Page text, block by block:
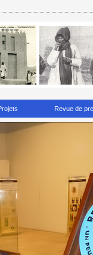
Revue de
des médicaments en
ci.
par l'amour.